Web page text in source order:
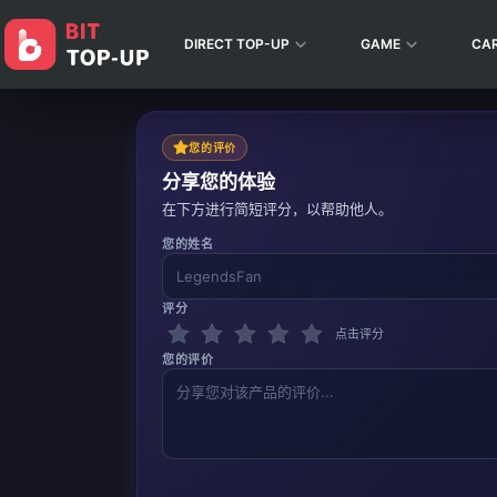
DIRECT TOP-UP GAME
您的评价
分享您的体验
在下方进行简短评分，以帮助他人。
您的姓名
评分
点击评分
您的评价